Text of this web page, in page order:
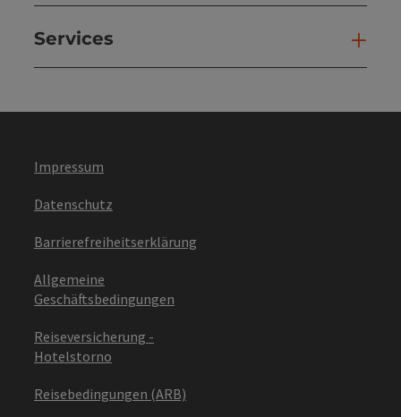
Services
Impressum
Datenschutz
Barrierefreiheitserklärung
Allgemeine
Geschäftsbedingungen
Reiseversicherung -
Hotelstorno
Reisebedingungen (ARB)